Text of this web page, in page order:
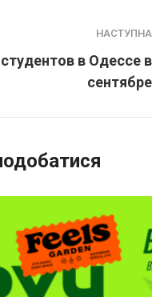
НАСТУПНА
в Одессе в
сентябре